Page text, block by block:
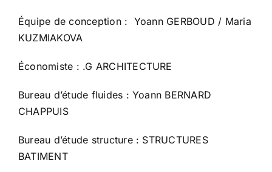
Équipe de conception : Yoann GERBOUD / Maria
KUZMIAKOVA
Économiste : .G ARCHITECTURE
Bureau d’étude fluides : Yoann BERNARD
CHAPPUIS
Bureau d’étude structure : STRUCTURES
BATIMENT